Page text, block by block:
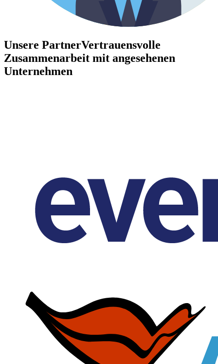
Unsere PartnerVertrauensvolle
Zusammenarbeit mit angesehenen
Unternehmen